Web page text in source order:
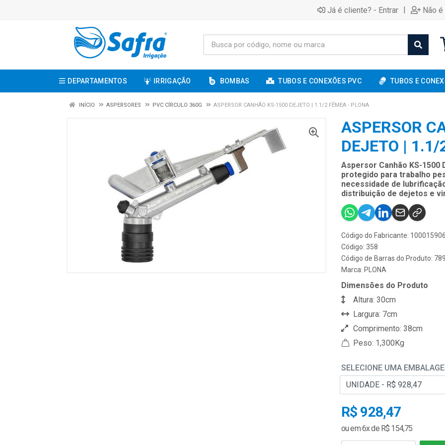
Já é cliente? - Entrar | Não
DEPARTAMENTOS IRRIGAÇÃO BOMBAS TUBOS E CONEXÕES PVC TUBOS E
INÍCIO ASPERSORES PVC CÍRCULO 360G ASPERSOR CANHÃO KS-1500 DEJETO | 1.1/2 FÊMEA - PLONA
ASPERSOR
DEJETO |
Aspersor Canhão KS-1500
protegido para trabalho
necessidade de
distribuição de dejetos e
Código do Fabricante: 100015906
Código: 358
Código de Barras do Produto:
Marca: PLONA
Dimensões do Produto
Altura: 30cm
Largura: 7cm
Comprimento: 38cm
Peso: 1,300Kg
SELECIONE UMA
R$ 928,47
ou em 6x de R$ 154,75